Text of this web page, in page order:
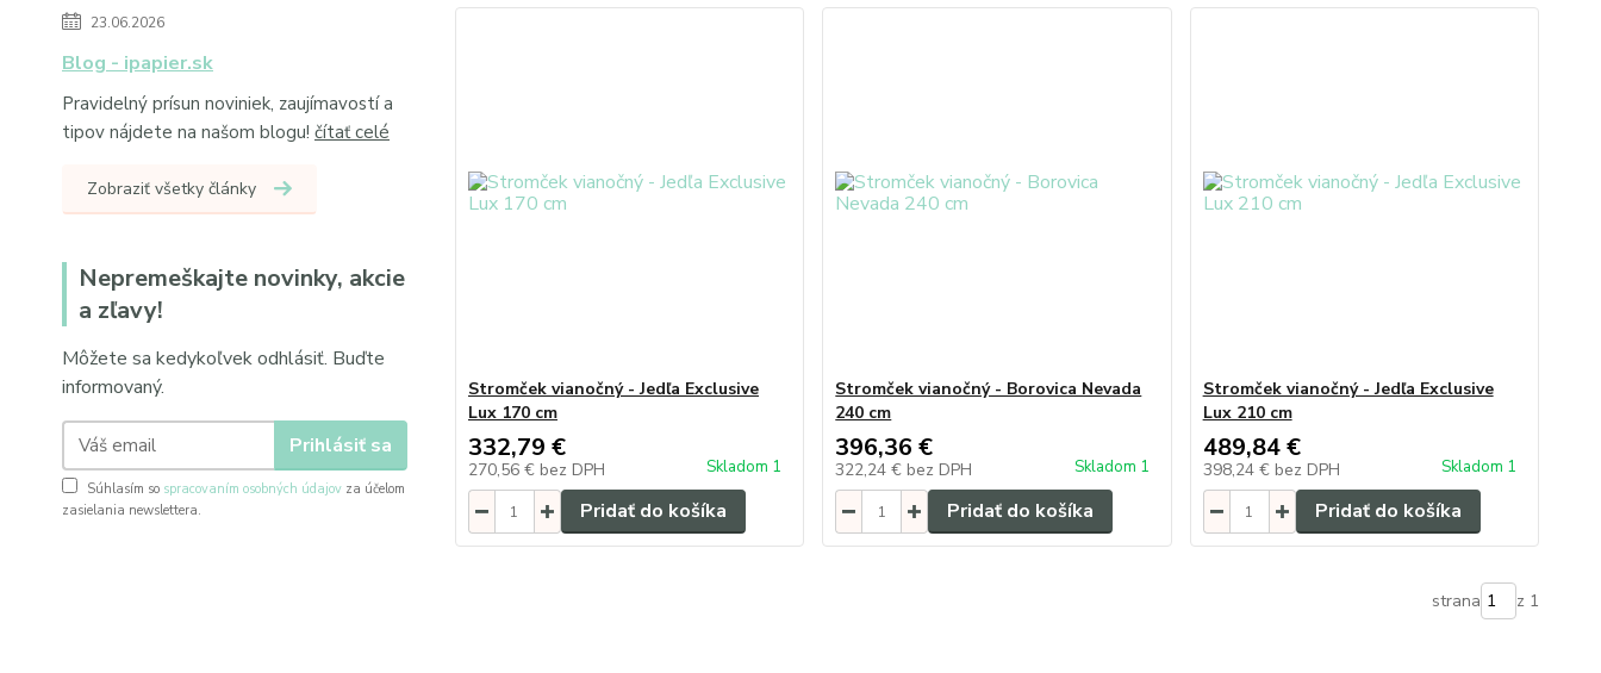
23.06.2026
Blog - ipapier.sk
Pravidelný prísun noviniek, zaujímavostí a
tipov nájdete na našom blogu! čítať celé
Zobraziť všetky články
Nepremeškajte novinky, akcie
a zľavy!
Môžete sa kedykoľvek odhlásiť. Buďte
informovaný.
Prihlásiť sa
Súhlasím so spracovaním osobných údajov za účelom
zasielania newslettera.
Stromček vianočný - Jedľa Exclusive
Lux 170 cm
332,79 €
270,56 € bez DPH Skladom 1
Pridať do košíka
Stromček vianočný - Borovica Nevada
240 cm
396,36 €
322,24 € bez DPH Skladom 1
Pridať do košíka
Stromček vianočný - Jedľa Exclusive
Lux 210 cm
489,84 €
398,24 € bez DPH Skladom 1
Pridať do košíka
strana z 1